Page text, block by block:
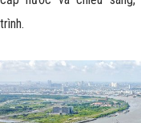
trình.